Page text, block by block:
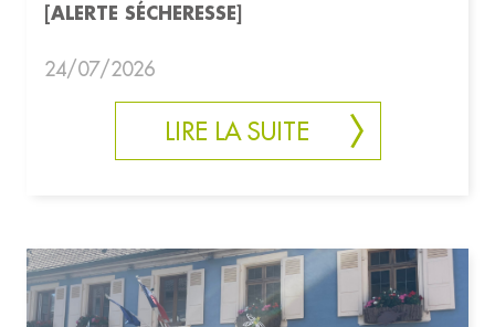
[ALERTE SÉCHERESSE]
24/07/2026
LIRE LA SUITE